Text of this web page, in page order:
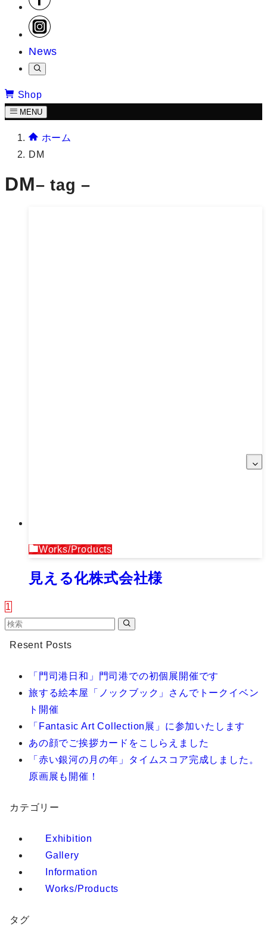
News
Shop
MENU
ホーム
DM
DM– tag –
Works/Products
見える化株式会社様
1
Resent Posts
「門司港日和」門司港での初個展開催です
旅する絵本屋「ノックブック」さんでトークイベン
ト開催
「Fantasic Art Collection展」に参加いたします
あの顔でご挨拶カードをこしらえました
「赤い銀河の月の年」タイムスコア完成しました。
原画展も開催！
カテゴリー
Exhibition
Gallery
Information
Works/Products
タグ